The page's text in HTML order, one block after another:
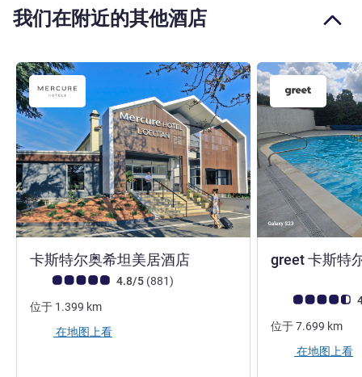
我们在附近的其他酒店
卡斯特尔奥希坦美居酒店
客户意见评级 (ALL 评级)
4.8/5 (881评论
)
位于 1.399 km
在地图上看
greet 卡斯特
客户意见评级
位于7.699 km
在地图上看